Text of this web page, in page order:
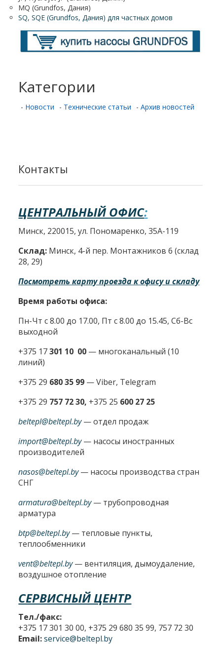
MQ (Grundfos, Дания)
SQ, SQE (Grundfos, Дания) для частных домов
Категории
- Новости - Технические статьи -Архив новостей
Контакты
ЦЕНТРАЛЬНЫЙ ОФИС:
Минск, 220015, ул. Пономаренко, 35А-119
Склад: Минск, 4-й пер. Монтажников 6 (склад
28, 29)
Посмотреть карту проезда к офису и складу
Время работы офиса:
Пн-Чт с 8.00 до 17.00, Пт с 8.00 до 15.45, Сб-Вс
выходной
+375 17301 10 00 — многоканальный (10
линий)
+375 29 680 35 99 — Viber, Telegram
+375 29 757 72 30, +375 25 600 27 25
beltepl@beltepl.by— отдел продаж
import@beltepl.by— насосы иностранных
производителей
nasos@beltepl.by— насосы производства стран
СНГ
armatura@beltepl.by— трубопроводная
арматура
btp@beltepl.by— тепловые пункты,
теплообменники
vent@beltepl.by— вентиляция, дымоудаление,
воздушное отопление
СЕРВИСНЫЙ ЦЕНТР
Тел./факс:
+375 17 301 30 00, +375 29 680 35 99, 757 72 30
Email: service@beltepl.by